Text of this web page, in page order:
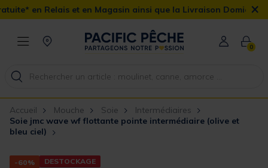
et en Magasin ainsi que la Livraison Domicile offerte dès 90€
×
0
Accueil Mouche Soie
Intermédiaires
Soie jmc wave wf flottante pointe intermédiaire (olive et
bleu ciel)
-60% DESTOCKAGE